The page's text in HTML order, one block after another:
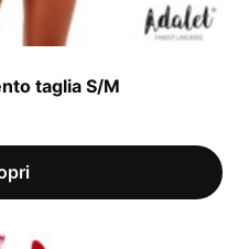
taglia S/M